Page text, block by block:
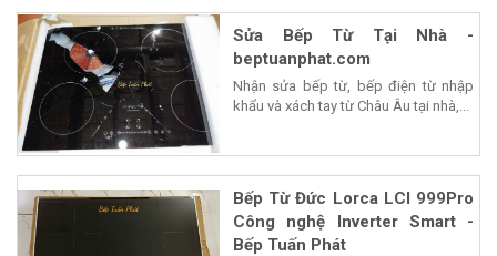
Sửa Bếp Từ Tại Nhà -
beptuanphat.com
Nhận sửa bếp từ, bếp điện từ nhập
khẩu và xách tay từ Châu Âu tại nhà,...
Bếp Từ Đức Lorca LCI 999Pro
Công nghệ Inverter Smart -
Bếp Tuấn Phát